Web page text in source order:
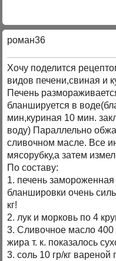
роман36
Хочу поделится
видов печени,свиная и
Печень
бланшируется в
мин,куриная 10 мин.
воду) Параллельно
сливочном масле. Все
мясорубку,а затем
По составу:
1. печень замороженная
бланшировки очень
кг!
2. лук и морковь по 4
3. Сливочное масло 400
жира т. к. показалось
3. соль 10 гр/кг